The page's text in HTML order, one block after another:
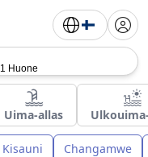
1 Huone
Uima-allas
Kisauni Changamwe